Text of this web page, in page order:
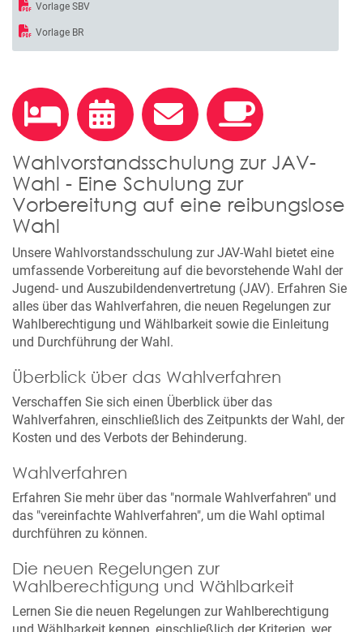
Vorlage SBV
Vorlage BR
Wahlvorstandsschulung zur JAV-
Wahl - Eine Schulung zur
Vorbereitung auf eine reibungslose
Wahl
Unsere Wahlvorstandsschulung zur JAV-Wahl bietet eine
umfassende Vorbereitung auf die bevorstehende Wahl der
Jugend- und Auszubildendenvertretung (JAV). Erfahren Sie
alles über das Wahlverfahren, die neuen Regelungen zur
Wahlberechtigung und Wählbarkeit sowie die Einleitung
und Durchführung der Wahl.
Überblick über das Wahlverfahren
Verschaffen Sie sich einen Überblick über das
Wahlverfahren, einschließlich des Zeitpunkts der Wahl, der
Kosten und des Verbots der Behinderung.
Wahlverfahren
Erfahren Sie mehr über das "normale Wahlverfahren" und
das "vereinfachte Wahlverfahren", um die Wahl optimal
durchführen zu können.
Die neuen Regelungen zur
Wahlberechtigung und Wählbarkeit
Lernen Sie die neuen Regelungen zur Wahlberechtigung